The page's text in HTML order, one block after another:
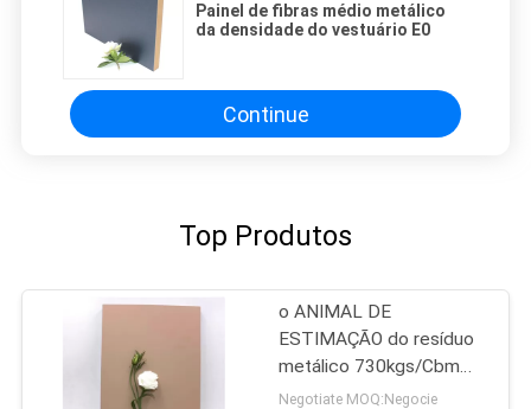
Painel de fibras médio metálico
da densidade do vestuário E0
Continue
Top Produtos
o ANIMAL DE
ESTIMAÇÃO do resíduo
metálico 730kgs/Cbm
laminou os painéis do
Negotiate MOQ:Negocie